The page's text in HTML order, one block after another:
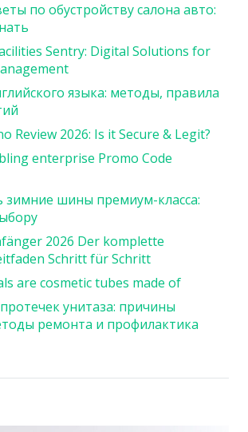
по обустройству салона авто:
Sentry: Digital Solutions for
языка: методы, правила
Review 2026: Is it Secure & Legit?
enterprise Promo Code
зимние шины премиум-класса:
2026 Der komplette
Schritt für Schritt
are cosmetic tubes made of
унитаза: причины
ремонта и профилактика